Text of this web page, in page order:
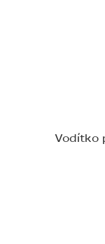
Vodítko